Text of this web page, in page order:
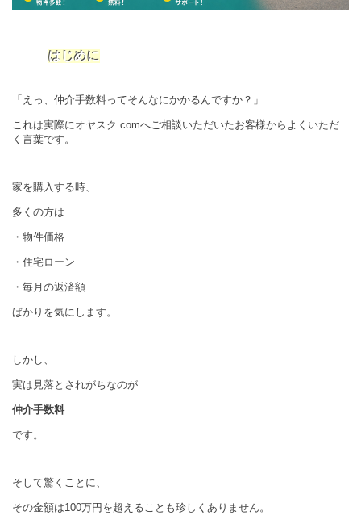
はじめに
「えっ、仲介手数料ってそんなにかかるんですか？」
これは実際にオヤスク.comへご相談いただいたお客様からよくいただ
く言葉です。
家を購入する時、
多くの方は
・物件価格
・住宅ローン
・毎月の返済額
ばかりを気にします。
しかし、
実は見落とされがちなのが
仲介手数料
です。
そして驚くことに、
その金額は100万円を超えることも珍しくありません。